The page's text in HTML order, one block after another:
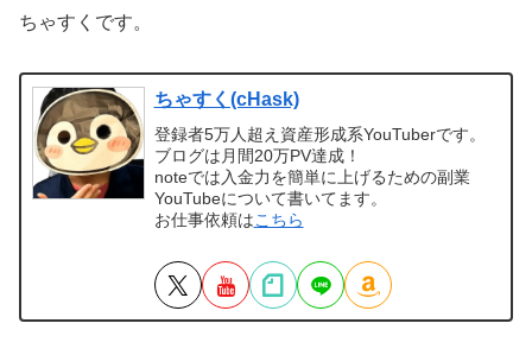
ちゃすくです。
ちゃすく(cHask)
登録者5万人超え資産形成系YouTuberです。
ブログは月間20万PV達成！
noteでは入金力を簡単に上げるための副業
YouTubeについて書いてます。
お仕事依頼はこちら